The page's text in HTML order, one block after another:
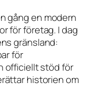
gång en modern
för företag. I dag
gränsland:
för
officiellt stöd för
historien om